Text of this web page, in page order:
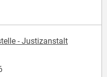
- Justizanstalt